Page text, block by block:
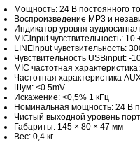
Мощность: 24 В постоянного
Воспроизведение MP3 и
Индикатор уровня
MICinput чувствительность: 10
LINEinput чувствительность:
Чувствительность USBinput: -
MIC частотная
Частотная характеристика
Шум: <0.5mV
Искажение: <0,5% 1 кГц
Номинальная мощность: 24 В
Чистый выходной уровень
Габариты: 145 × 80 × 47 мм
Вес: 0,4 кг